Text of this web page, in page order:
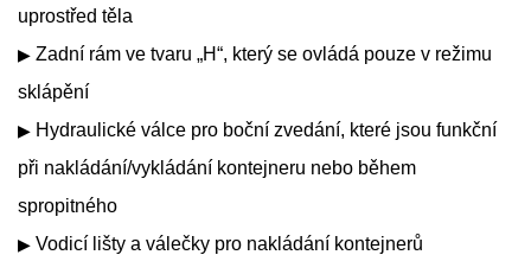
uprostřed těla
▶ Zadní rám ve tvaru „H“, který se ovládá pouze v režimu
sklápění
▶ Hydraulické válce pro boční zvedání, které jsou funkční
při nakládání/vykládání kontejneru nebo během
spropitného
▶ Vodicí lišty a válečky pro nakládání kontejnerů